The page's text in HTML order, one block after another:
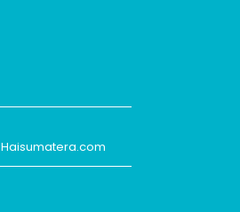
Haisumatera.com